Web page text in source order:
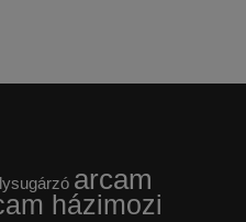
arcam
házimozi